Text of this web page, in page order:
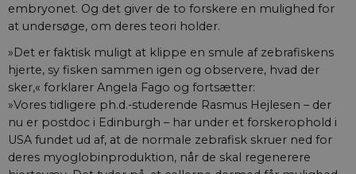
embryonet. Og det giver de to forskere en mulighed for
at undersøge, om deres teori holder.
»Det er faktisk muligt at klippe en smule af zebrafiskens
hjerte, sy fisken sammen igen og observere, hvad der
sker,« forklarer Angela Fago og fortsætter:
»Vores tidligere ph.d.-studerende Rasmus Hejlesen – der
nu er postdoc i Edinburgh – har under et forskerophold i
USA fundet ud af, at de normale zebrafisk skruer ned for
deres myoglobinproduktion, når de skal regenerere